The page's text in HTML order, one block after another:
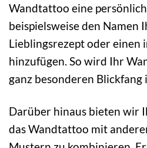
Wandtattoo eine
beispielsweise den Namen
Lieblingsrezept oder einen
hinzufügen. So wird Ihr
ganz besonderen Blickfang
Darüber hinaus bieten wir
das Wandtattoo mit